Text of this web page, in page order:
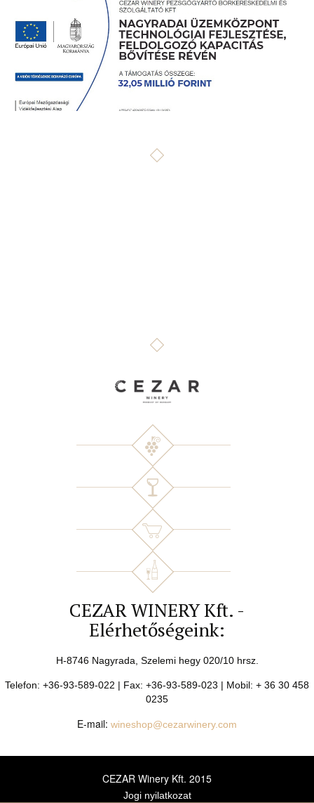
CEZAR WINERY Kft. -
Elérhetőségeink:
H-8746 Nagyrada, Szelemi hegy 020/10 hrsz.
Telefon: +36-93-589-022 | Fax: +36-93-589-023 | Mobil: + 36 30 458
0235
E-mail: wineshop@cezarwinery.com
CEZAR Winery Kft. 2015
Jogi nyilatkozat